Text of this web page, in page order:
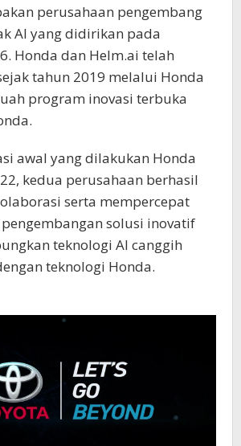
perusahaan pengembang
AI yang didirikan pada
Honda dan Helm.ai telah
tahun 2019 melalui Honda
program inovasi terbuka
awal yang dilakukan Honda
kedua perusahaan berhasil
serta mempercepat
solusi inovatif
teknologi AI canggih
teknologi Honda.